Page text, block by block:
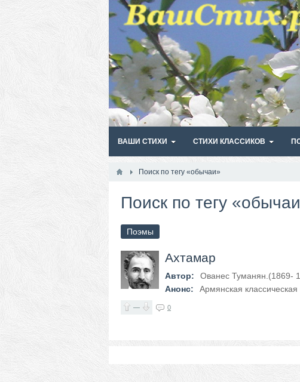
ВАШИ СТИХИ СТИХИ КЛАССИКОВ
Поиск по тегу «обычаи»
Поиск по тегу
Поэмы
Ахтамар
Автор:
Ованес Туманян.(1869-
Анонс:
Армянская классическая
— 0